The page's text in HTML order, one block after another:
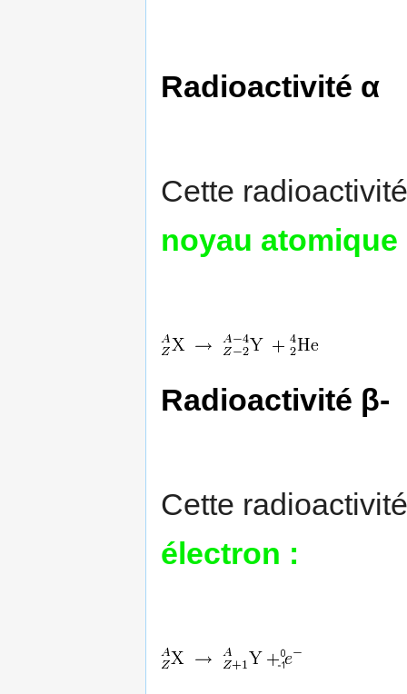
Radioactivité α
Cette
noyau
Radioactivité β-
Cette
électron :